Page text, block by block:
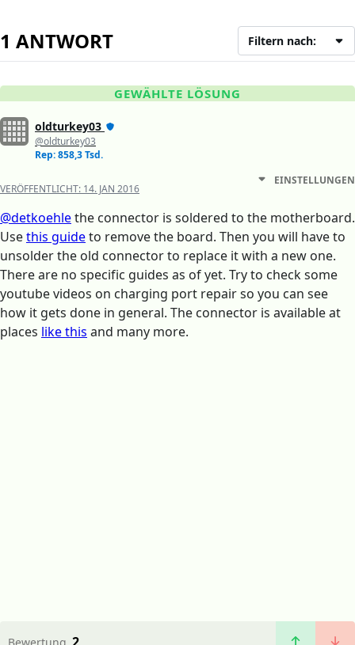
1 ANTWORT Filtern nach:
GEWÄHLTE LÖSUNG
oldturkey03
@oldturkey03
Rep: 858,3 Tsd.
VERÖFFENTLICHT: 14. JAN 2016
EINSTELLUNGEN
@detkoehlethe connector is soldered to the motherboard.
Usethis guideto remove the board. Then you will have to
unsolder the old connector to replace it with a new one.
There are no specific guides as of yet. Try to check some
youtube videos on charging port repair so you can see
how it gets done in general. The connector is available at
places like this and many more.